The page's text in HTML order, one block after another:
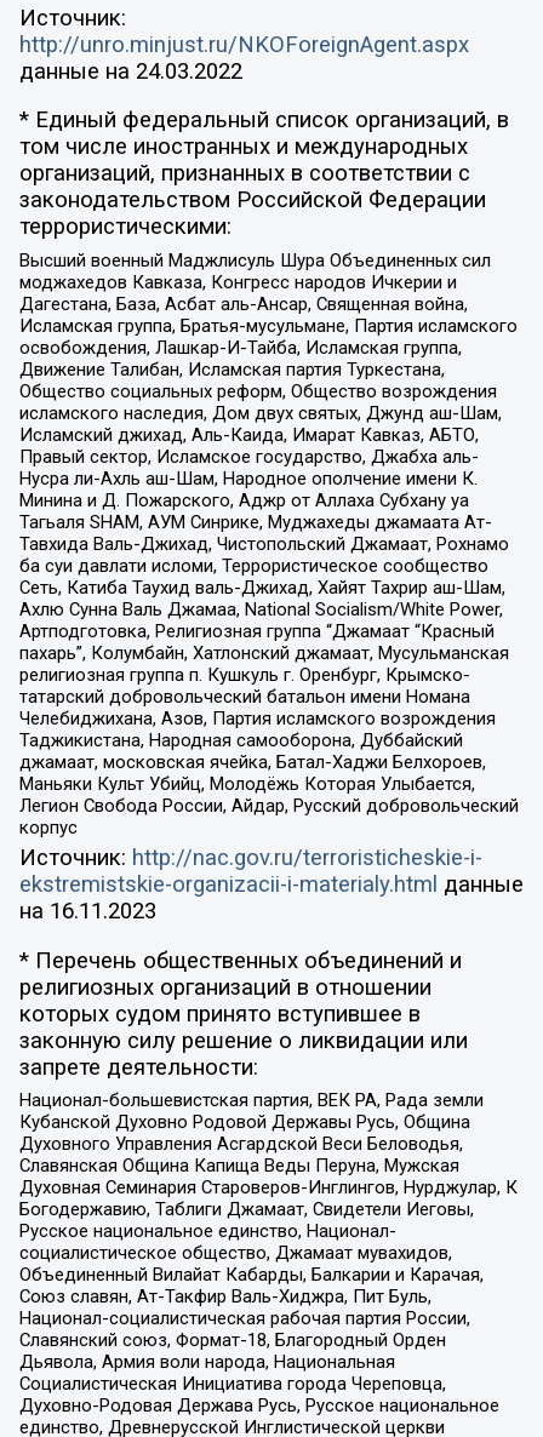
Источник:
http://unro.minjust.ru/NKOForeignAgent.aspx
данные на 24.03.2022
* Единый федеральный список организаций, в
том числе иностранных и международных
организаций, признанных в соответствии с
законодательством Российской Федерации
террористическими:
Высший военный Маджлисуль Шура Объединенных сил
моджахедов Кавказа, Конгресс народов Ичкерии и
Дагестана, База, Асбат аль-Ансар, Священная война,
Исламская группа, Братья-мусульмане, Партия исламского
освобождения, Лашкар-И-Тайба, Исламская группа,
Движение Талибан, Исламская партия Туркестана,
Общество социальных реформ, Общество возрождения
исламского наследия, Дом двух святых, Джунд аш-Шам,
Исламский джихад, Аль-Каида, Имарат Кавказ, АБТО,
Правый сектор, Исламское государство, Джабха аль-
Нусра ли-Ахль аш-Шам, Народное ополчение имени К.
Минина и Д. Пожарского, Аджр от Аллаха Субхану уа
Тагьаля SHAM, АУМ Синрике, Муджахеды джамаата Ат-
Тавхида Валь-Джихад, Чистопольский Джамаат, Рохнамо
ба суи давлати исломи, Террористическое сообщество
Сеть, Катиба Таухид валь-Джихад, Хайят Тахрир аш-Шам,
Ахлю Сунна Валь Джамаа, National Socialism/White Power,
Артподготовка, Религиозная группа “Джамаат “Красный
пахарь”, Колумбайн, Хатлонский джамаат, Мусульманская
религиозная группа п. Кушкуль г. Оренбург, Крымско-
татарский добровольческий батальон имени Номана
Челебиджихана, Азов, Партия исламского возрождения
Таджикистана, Народная самооборона, Дуббайский
джамаат, московская ячейка, Батал-Хаджи Белхороев,
Маньяки Культ Убийц, Молодёжь Которая Улыбается,
Легион Свобода России, Айдар, Русский добровольческий
корпус
Источник: http://nac.gov.ru/terroristicheskie-i-
ekstremistskie-organizacii-i-materialy.html данные
на 16.11.2023
* Перечень общественных объединений и
религиозных организаций в отношении
которых судом принято вступившее в
законную силу решение о ликвидации или
запрете деятельности:
Национал-большевистская партия, ВЕК РА, Рада земли
Кубанской Духовно Родовой Державы Русь, Община
Духовного Управления Асгардской Веси Беловодья,
Славянская Община Капища Веды Перуна, Мужская
Духовная Семинария Староверов-Инглингов, Нурджулар, К
Богодержавию, Таблиги Джамаат, Свидетели Иеговы,
Русское национальное единство, Национал-
социалистическое общество, Джамаат мувахидов,
Объединенный Вилайат Кабарды, Балкарии и Карачая,
Союз славян, Ат-Такфир Валь-Хиджра, Пит Буль,
Национал-социалистическая рабочая партия России,
Славянский союз, Формат-18, Благородный Орден
Дьявола, Армия воли народа, Национальная
Социалистическая Инициатива города Череповца,
Духовно-Родовая Держава Русь, Русское национальное
единство, Древнерусской Инглистической церкви